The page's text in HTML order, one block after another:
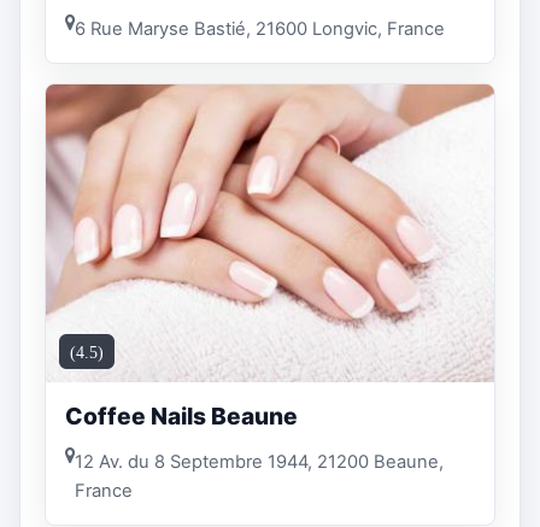
6 Rue Maryse Bastié, 21600 Longvic, France
(4.5)
Coffee Nails Beaune
12 Av. du 8 Septembre 1944, 21200 Beaune,
France